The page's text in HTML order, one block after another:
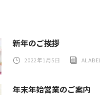
新年のご挨拶
2022年1月5日 ALABEL
年末年始営業のご案内